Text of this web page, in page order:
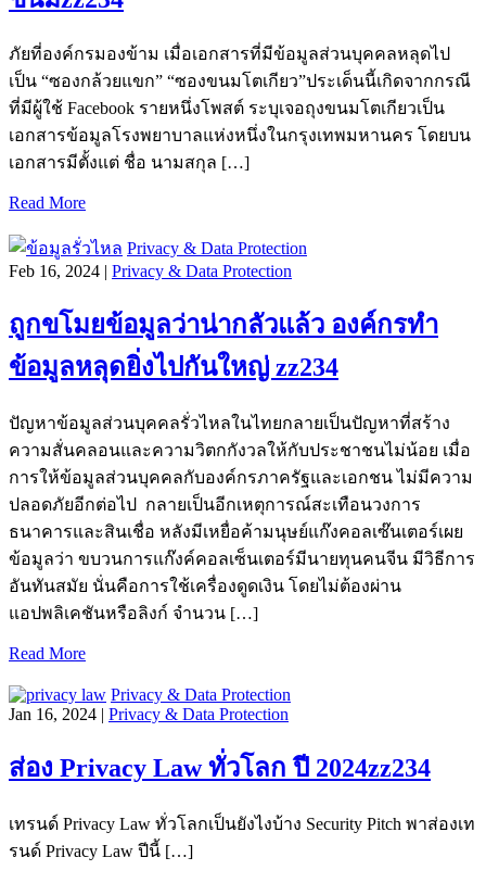
ภัยที่องค์กรมองข้าม เมื่อเอกสารที่มีข้อมูลส่วนบุคคลหลุดไป
เป็น “ซองกล้วยแขก” “ซองขนมโตเกียว”ประเด็นนี้เกิดจากกรณี
ที่มีผู้ใช้ Facebook รายหนึ่งโพสต์ ระบุเจอถุงขนมโตเกียวเป็น
เอกสารข้อมูลโรงพยาบาลแห่งหนึ่งในกรุงเทพมหานคร โดยบน
เอกสารมีตั้งแต่ ชื่อ นามสกุล […]
Read More
Privacy & Data Protection
Feb 16, 2024 | Privacy & Data Protection
ถูกขโมยข้อมูลว่าน่ากลัวแล้ว องค์กรทำ
ข้อมูลหลุดยิ่งไปกันใหญ่ zz234
ปัญหาข้อมูลส่วนบุคคลรั่วไหลในไทยกลายเป็นปัญหาที่สร้าง
ความสั่นคลอนและความวิตกกังวลให้กับประชาชนไม่น้อย เมื่อ
การให้ข้อมูลส่วนบุคคลกับองค์กรภาครัฐและเอกชน ไม่มีความ
ปลอดภัยอีกต่อไป กลายเป็นอีกเหตุการณ์สะเทือนวงการ
ธนาคารและสินเชื่อ หลังมีเหยื่อค้ามนุษย์แก๊งคอลเซ๊นเตอร์เผย
ข้อมูลว่า ขบวนการแก๊งค์คอลเซ็นเตอร์มีนายทุนคนจีน มีวิธีการ
อันทันสมัย นั่นคือการใช้เครื่องดูดเงิน โดยไม่ต้องผ่าน
แอปพลิเคชันหรือลิงก์ จำนวน […]
Read More
Privacy & Data Protection
Jan 16, 2024 | Privacy & Data Protection
ส่อง Privacy Law ทั่วโลก ปี 2024zz234
เทรนด์ Privacy Law ทั่วโลกเป็นยังไงบ้าง Security Pitch พาส่องเท
รนด์ Privacy Law ปีนี้ […]